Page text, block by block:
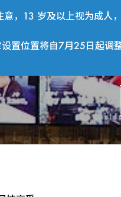
，13 岁及以上视为成人
置位置将自7月25日起调